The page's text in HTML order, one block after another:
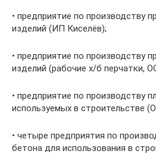
• предприятие по производству
изделий (ИП Киселёв);
• предприятие по производству
изделий (рабочие х/б перчатки,
• предприятие по производству
используемых в строительстве
• четыре предприятия по
бетона для использования в